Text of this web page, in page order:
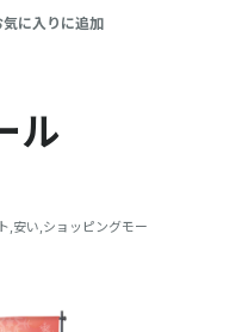
気に入りに追加
ル
,安い,ショッピングモー